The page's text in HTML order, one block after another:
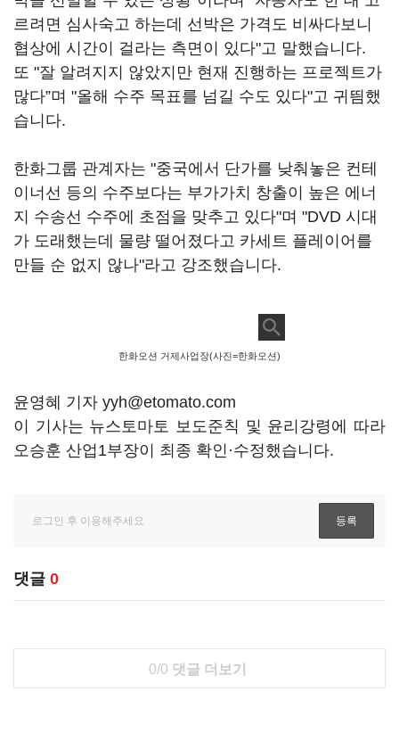
르려면 심사숙고 하는데 선박은 가격도 비싸다보니
협상에 시간이 걸라는 측면이 있다"고 말했습니다.
또 "잘 알려지지 않았지만 현재 진행하는 프로젝트가
많다”며 "올해 수주 목표를 넘길 수도 있다"고 귀띔했
습니다.
한화그룹 관계자는 "중국에서 단가를 낮춰놓은 컨테
이너선 등의 수주보다는 부가가치 창출이 높은 에너
지 수송선 수주에 초점을 맞추고 있다"며 "DVD 시대
가 도래했는데 물량 떨어졌다고 카세트 플레이어를
만들 순 없지 않나"라고 강조했습니다.
한화오션 거제사업장(사진=한화오션)
윤영혜 기자 yyh@etomato.com
이 기사는 뉴스토마토 보도준칙 및 윤리강령에 따라
오승훈 산업1부장이 최종 확인·수정했습니다.
댓글 0
0/0 댓글 더보기